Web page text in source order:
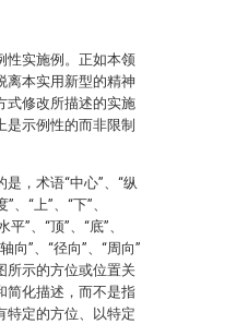
性实施例。正如本领
离本实用新型的精神
式修改所描述的实施
是示例性的而非限制
，术语“中心”、“纵
、“上”、“下”、
平”、“顶”、“底”、
向”、“径向”、“周向”
所示的方位或位置关
简化描述，而不是指
特定的方位、以特定